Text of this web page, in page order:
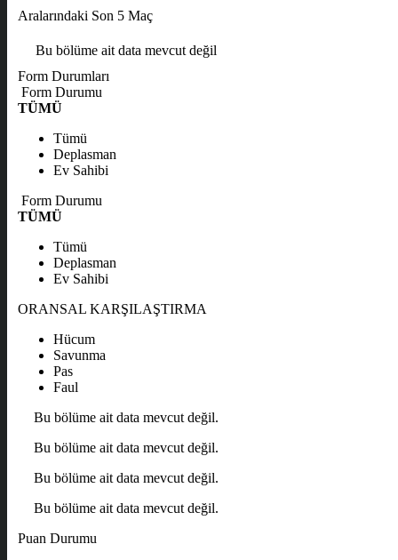
Aralarındaki Son 5 Maç
Bu bölüme ait data mevcut değil
Form Durumları
Form Durumu
TÜMÜ
Tümü
Deplasman
Ev Sahibi
Form Durumu
TÜMÜ
Tümü
Deplasman
Ev Sahibi
ORANSAL KARŞILAŞTIRMA
Hücum
Savunma
Pas
Faul
Bu bölüme ait data mevcut değil.
Bu bölüme ait data mevcut değil.
Bu bölüme ait data mevcut değil.
Bu bölüme ait data mevcut değil.
Puan Durumu